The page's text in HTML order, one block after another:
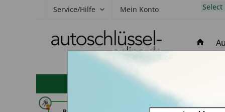
Service/Hilfe Mein Konto Select
hohe Kundenzufriedenheit